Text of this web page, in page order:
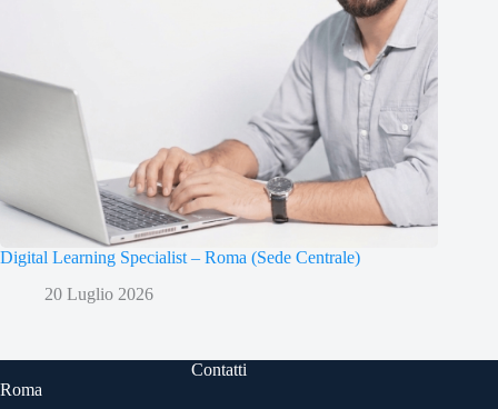
Digital Learning Specialist – Roma (Sede Centrale)
20 Luglio 2026
Contatti
Roma